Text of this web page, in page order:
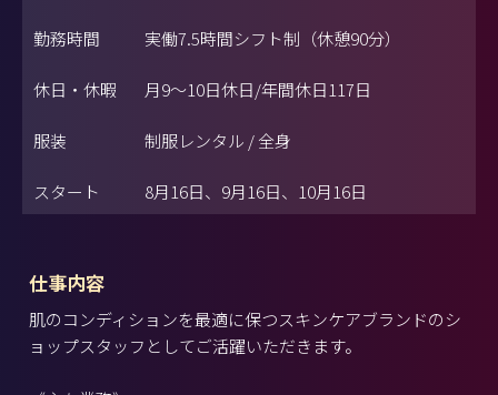
勤務時間 実働7.5時間シフト制（休憩90分）
休日・休暇 月9～10日休日/年間休日117日
服装 制服レンタル / 全身
スタート 8月16日、9月16日、10月16日
仕事内容
肌のコンディションを最適に保つスキンケアブランドのシ
ョップスタッフとしてご活躍いただきます。